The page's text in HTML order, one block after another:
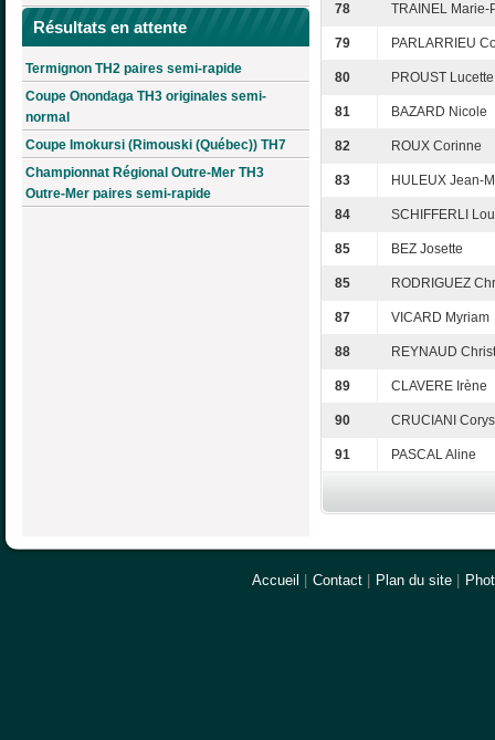
Résultats en attente
Termignon TH2 paires semi-rapide
Coupe Onondaga TH3 originales semi-
normal
Coupe Imokursi (Rimouski (Québec)) TH7
Championnat Régional Outre-Mer TH3
Outre-Mer paires semi-rapide
78 TRAINEL Marie-
79 PARLARRIEU
80 PROUST Lucette
81 BAZARD Nicole
82 ROUX Corinne
83 HULEUX Jean-
84 SCHIFFERLI
85 BEZ Josette
85 RODRIGUEZ
87 VICARD Myriam
88 REYNAUD
89 CLAVERE Irène
90 CRUCIANI
91 PASCAL Aline
Accueil Contact Plan du site